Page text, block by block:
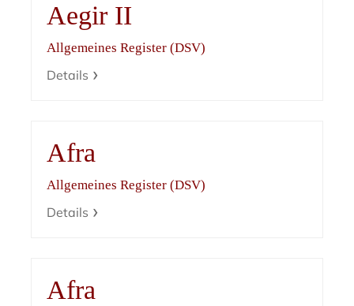
Aegir II
Allgemeines Register (DSV)
Details
Afra
Allgemeines Register (DSV)
Details
Afra